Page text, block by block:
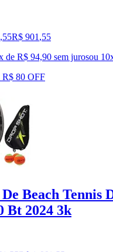
R$ 901 ,55
de R$ 94,90 sem jurosou 10
R$ 80 OFF
Beach Tennis
Bt 2024 3k